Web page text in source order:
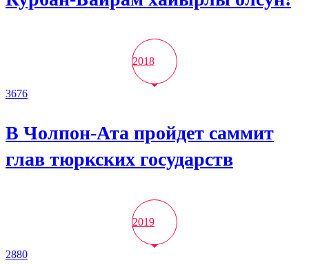
2018
3676
В Чолпон-Ата пройдет саммит
глав тюркских государств
2019
2880